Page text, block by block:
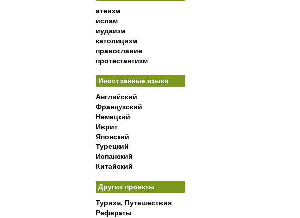
атеизм
ислам
иудаизм
католицизм
православие
протестантизм
Иностранные языки
Английский
Французский
Немецкий
Иврит
Японский
Турецкий
Испанский
Китайский
Другие проекты
Туризм, Путешествия
Рефераты